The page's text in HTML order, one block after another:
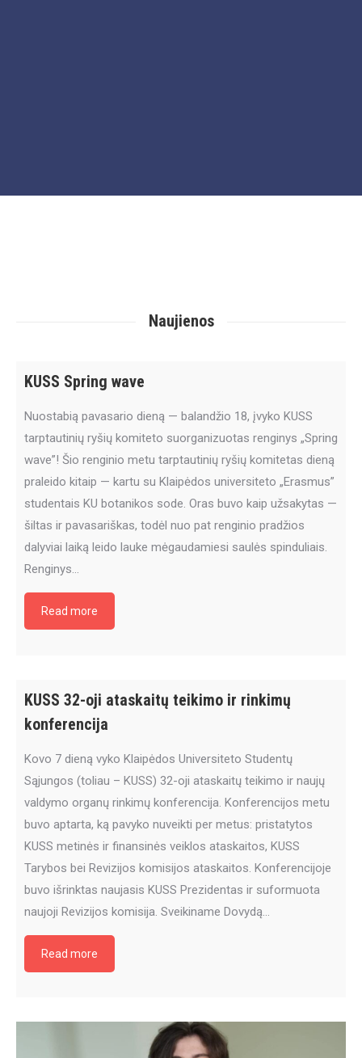
Naujienos
KUSS Spring wave
Nuostabią pavasario dieną — balandžio 18, įvyko KUSS
tarptautinių ryšių komiteto suorganizuotas renginys „Spring
wave”! Šio renginio metu tarptautinių ryšių komitetas dieną
praleido kitaip — kartu su Klaipėdos universiteto „Erasmus”
studentais KU botanikos sode. Oras buvo kaip užsakytas —
šiltas ir pavasariškas, todėl nuo pat renginio pradžios
dalyviai laiką leido lauke mėgaudamiesi saulės spinduliais.
Renginys…
Read more
KUSS 32-oji ataskaitų teikimo ir rinkimų
konferencija
Kovo 7 dieną vyko Klaipėdos Universiteto Studentų
Sąjungos (toliau – KUSS) 32-oji ataskaitų teikimo ir naujų
valdymo organų rinkimų konferencija. Konferencijos metu
buvo aptarta, ką pavyko nuveikti per metus: pristatytos
KUSS metinės ir finansinės veiklos ataskaitos, KUSS
Tarybos bei Revizijos komisijos ataskaitos. Konferencijoje
buvo išrinktas naujasis KUSS Prezidentas ir suformuota
naujoji Revizijos komisija. Sveikiname Dovydą…
Read more